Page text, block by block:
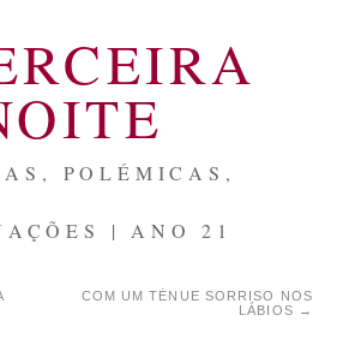
POLÉMICAS,
| ANO 21
COM UM TÉNUE SORRISO NOS
LÁBIOS →